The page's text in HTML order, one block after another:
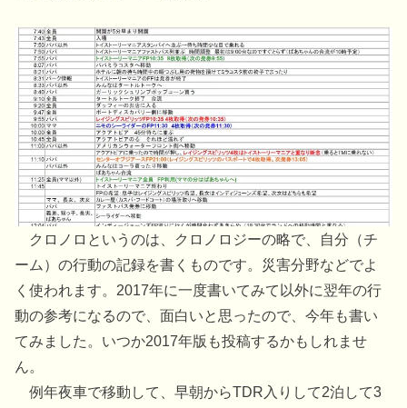
クロノロというのは、クロノロジーの略で、自分（チ
ーム）の行動の記録を書くものです。災害分野などでよ
く使われます。2017年に一度書いてみて以外に翌年の行
動の参考になるので、面白いと思ったので、今年も書い
てみました。いつか2017年版も投稿するかもしれませ
ん。
例年夜車で移動して、早朝からTDR入りして2泊して3